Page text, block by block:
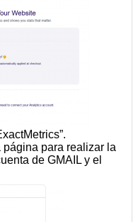
para realizar la
de GMAIL y el